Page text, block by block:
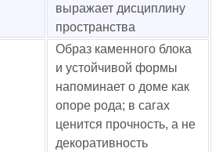
выражает дисциплину
пространства
Образ каменного блока
и устойчивой формы
напоминает о доме как
опоре рода; в сагах
ценится прочность, а не
декоративность